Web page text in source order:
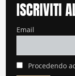
ISCRIVITI
Email
Procedendo